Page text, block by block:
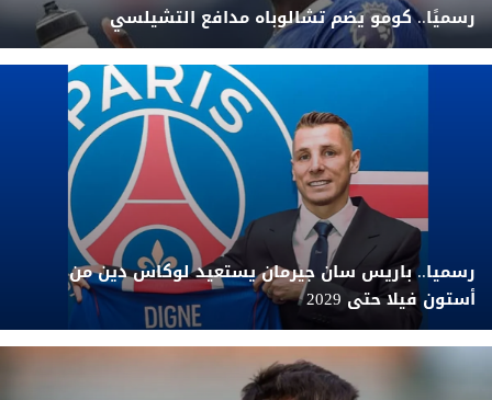
رسميًا.. كومو يضم تشالوباه مدافع التشيلسي
رسميا.. باريس سان جيرمان يستعيد لوكاس دين من
أستون فيلا حتى 2029